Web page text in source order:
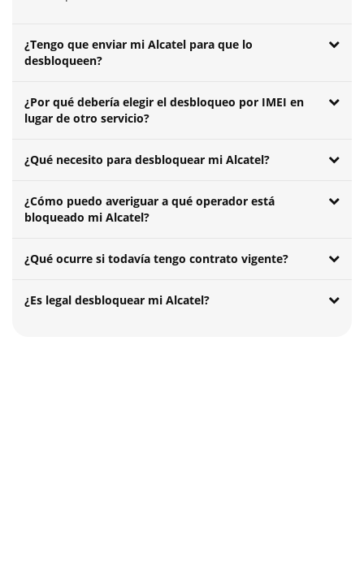
¿Tengo que enviar mi Alcatel para que lo
desbloqueen?
¿Por qué debería elegir el desbloqueo por IMEI en
lugar de otro servicio?
¿Qué necesito para desbloquear mi Alcatel?
¿Cómo puedo averiguar a qué operador está
bloqueado mi Alcatel?
¿Qué ocurre si todavía tengo contrato vigente?
¿Es legal desbloquear mi Alcatel?